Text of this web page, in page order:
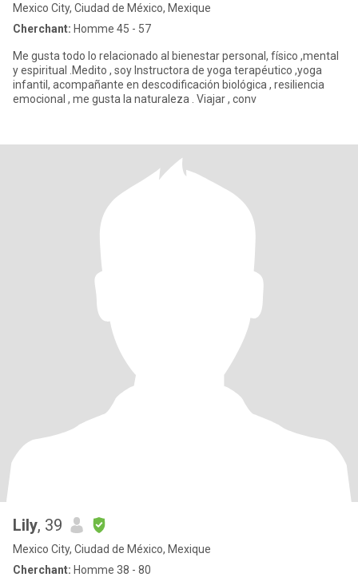
Mexico City, Ciudad de México, Mexique
Cherchant: Homme 45 - 57
Me gusta todo lo relacionado al bienestar personal, físico ,mental
y espiritual .Medito , soy Instructora de yoga terapéutico ,yoga
infantil, acompañante en descodificación biológica , resiliencia
emocional , me gusta la naturaleza . Viajar , conv
Lily, 39
Mexico City, Ciudad de México, Mexique
Cherchant: Homme 38 - 80